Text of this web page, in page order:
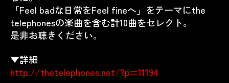
「Feel badな日常をFeel fineへ」をテーマにthe
telephonesの楽曲を含む計10曲をセレクト。
是非お聴きください。
▼詳細
http://thetelephones.net/?p=11194